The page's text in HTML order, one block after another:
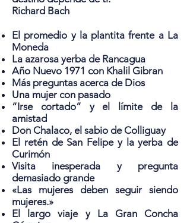
Richard Bach
El promedio y la plantita frente a La
Moneda
La azarosa yerba de Rancagua
Año Nuevo 1971 con Khalil Gibran
Más preguntas acerca de Dios
Una mujer con pasado
“Irse cortado” y el límite de la
amistad
Don Chalaco, el sabio de Colliguay
El retén de San Felipe y la yerba de
Curimón
Visita inesperada y pregunta
demasiado grande
«Las mujeres deben seguir siendo
mujeres.»
El largo viaje y La Gran Concha